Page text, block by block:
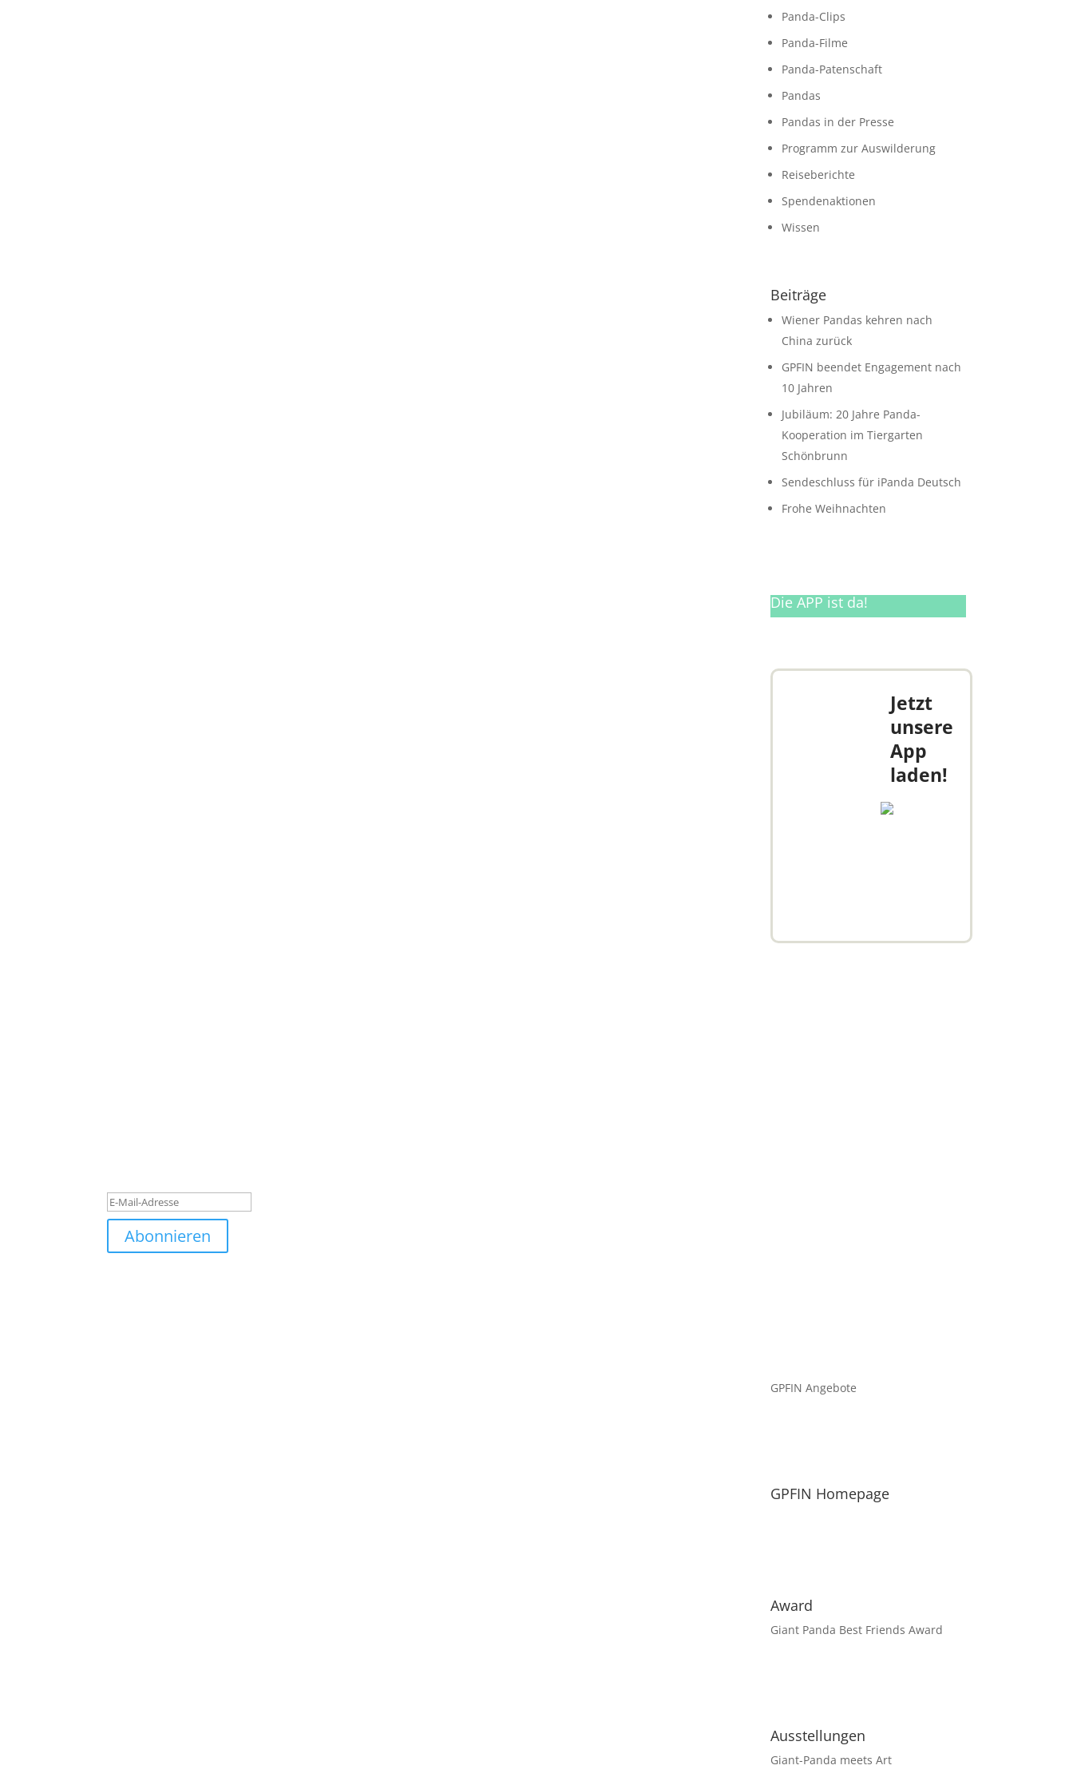
Panda-Clips
Panda-Filme
Panda-Patenschaft
Pandas
Pandas in der Presse
Programm zur Auswilderung
Reiseberichte
Spendenaktionen
Wissen
Beiträge
Wiener Pandas kehren nach
China zurück
GPFIN beendet Engagement nach
10 Jahren
Jubiläum: 20 Jahre Panda-
Kooperation im Tiergarten
Schönbrunn
Sendeschluss für iPanda Deutsch
Frohe Weihnachten
Die APP ist da!
Jetzt
unsere
App
laden!
Abonnieren
GPFIN Angebote
GPFIN Homepage
Award
Giant Panda Best Friends Award
Ausstellungen
Giant-Panda meets Art